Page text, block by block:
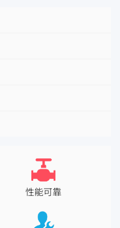
性能可靠